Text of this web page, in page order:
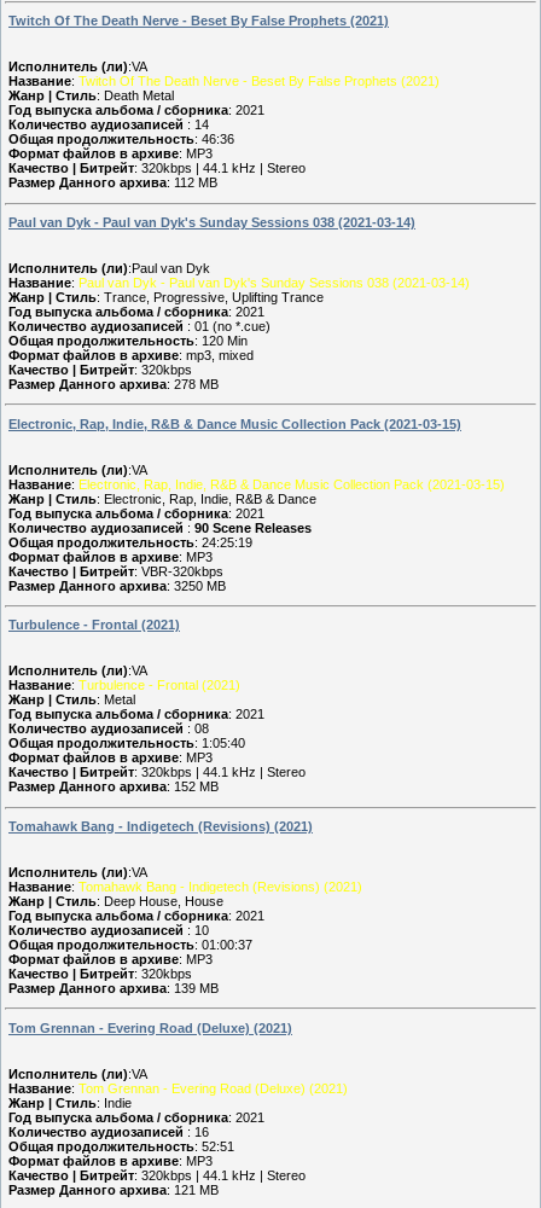
Twitch Of The Death Nerve - Beset By False Prophets (2021)
Исполнитель (ли):VA
Название: Twitch Of The Death Nerve - Beset By False Prophets (2021)
Жанр | Стиль: Death Metal
Год выпуска альбома / сборника: 2021
Количество аудиозаписей : 14
Общая продолжительность: 46:36
Формат файлов в архиве: MP3
Качество | Битрейт: 320kbps | 44.1 kHz | Stereo
Размер Данного архива: 112 MB
Paul van Dyk - Paul van Dyk's Sunday Sessions 038 (2021-03-14)
Исполнитель (ли):Paul van Dyk
Название: Paul van Dyk - Paul van Dyk's Sunday Sessions 038 (2021-03-14)
Жанр | Стиль: Trance, Progressive, Uplifting Trance
Год выпуска альбома / сборника: 2021
Количество аудиозаписей : 01 (no *.cue)
Общая продолжительность: 120 Min
Формат файлов в архиве: mp3, mixed
Качество | Битрейт: 320kbps
Размер Данного архива: 278 MB
Electronic, Rap, Indie, R&B & Dance Music Collection Pack (2021-03-15)
Исполнитель (ли):VA
Название: Electronic, Rap, Indie, R&B & Dance Music Collection Pack (2021-03-15)
Жанр | Стиль: Electronic, Rap, Indie, R&B & Dance
Год выпуска альбома / сборника: 2021
Количество аудиозаписей : 90 Scene Releases
Общая продолжительность: 24:25:19
Формат файлов в архиве: MP3
Качество | Битрейт: VBR-320kbps
Размер Данного архива: 3250 MB
Turbulence - Frontal (2021)
Исполнитель (ли):VA
Название: Turbulence - Frontal (2021)
Жанр | Стиль: Metal
Год выпуска альбома / сборника: 2021
Количество аудиозаписей : 08
Общая продолжительность: 1:05:40
Формат файлов в архиве: MP3
Качество | Битрейт: 320kbps | 44.1 kHz | Stereo
Размер Данного архива: 152 MB
Tomahawk Bang - Indigetech (Revisions) (2021)
Исполнитель (ли):VA
Название: Tomahawk Bang - Indigetech (Revisions) (2021)
Жанр | Стиль: Deep House, House
Год выпуска альбома / сборника: 2021
Количество аудиозаписей : 10
Общая продолжительность: 01:00:37
Формат файлов в архиве: MP3
Качество | Битрейт: 320kbps
Размер Данного архива: 139 MB
Tom Grennan - Evering Road (Deluxe) (2021)
Исполнитель (ли):VA
Название: Tom Grennan - Evering Road (Deluxe) (2021)
Жанр | Стиль: Indie
Год выпуска альбома / сборника: 2021
Количество аудиозаписей : 16
Общая продолжительность: 52:51
Формат файлов в архиве: MP3
Качество | Битрейт: 320kbps | 44.1 kHz | Stereo
Размер Данного архива: 121 MB